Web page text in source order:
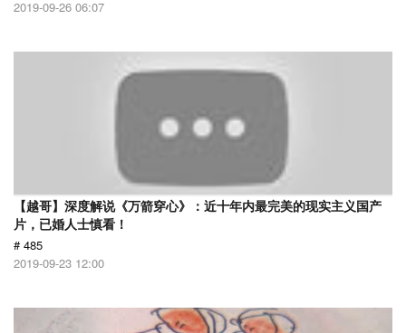
2019-09-26 06:07
【越哥】深度解说《万箭穿心》：近十年内最完美的现实主义国产
片，已婚人士慎看！
# 485
2019-09-23 12:00